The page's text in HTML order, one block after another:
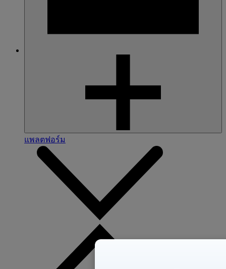
แพลตฟอร์ม